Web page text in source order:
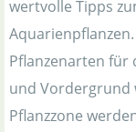
wertvolle Tipps
Pflanzenarten für
und Vordergrund
Pflanzzone